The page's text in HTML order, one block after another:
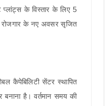
प्लांट्स के विस्तार के लिए 5
रोजगार के नए अवसर सृजित
कैपेबिलिटी सेंटर स्थापित
है। वर्तमान समय की